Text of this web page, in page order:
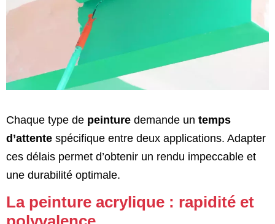
Chaque type de peinture demande un temps
d’attente spécifique entre deux applications. Adapter
ces délais permet d’obtenir un rendu impeccable et
une durabilité optimale.
La peinture acrylique : rapidité et